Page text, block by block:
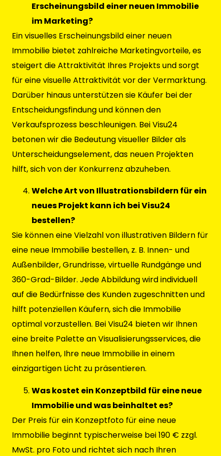
Erscheinungsbild einer neuen Immobilie
im Marketing?
Ein visuelles Erscheinungsbild einer neuen
Immobilie bietet zahlreiche Marketingvorteile, es
steigert die Attraktivität Ihres Projekts und sorgt
für eine visuelle Attraktivität vor der Vermarktung.
Darüber hinaus unterstützen sie Käufer bei der
Entscheidungsfindung und können den
Verkaufsprozess beschleunigen. Bei Visu24
betonen wir die Bedeutung visueller Bilder als
Unterscheidungselement, das neuen Projekten
hilft, sich von der Konkurrenz abzuheben.
Welche Art von Illustrationsbildern für ein
neues Projekt kann ich bei Visu24
bestellen?
Sie können eine Vielzahl von illustrativen Bildern für
eine neue Immobilie bestellen, z. B. Innen- und
Außenbilder, Grundrisse, virtuelle Rundgänge und
360-Grad-Bilder. Jede Abbildung wird individuell
auf die Bedürfnisse des Kunden zugeschnitten und
hilft potenziellen Käufern, sich die Immobilie
optimal vorzustellen. Bei Visu24 bieten wir Ihnen
eine breite Palette an Visualisierungsservices, die
Ihnen helfen, Ihre neue Immobilie in einem
einzigartigen Licht zu präsentieren.
Was kostet ein Konzeptbild für eine neue
Immobilie und was beinhaltet es?
Der Preis für ein Konzeptfoto für eine neue
Immobilie beginnt typischerweise bei 190 € zzgl.
MwSt. pro Foto und richtet sich nach Ihren